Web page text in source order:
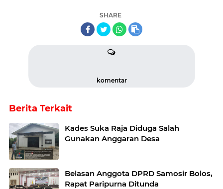
SHARE
komentar
Berita Terkait
Kades Suka Raja Diduga Salah
Gunakan Anggaran Desa
Belasan Anggota DPRD Samosir Bolos,
Rapat Paripurna Ditunda